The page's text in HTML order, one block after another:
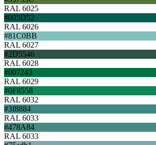
RAL 6025
#005D52
RAL 6026
#81C0BB
RAL 6027
#2D5546
RAL 6028
#007243
RAL 6029
#0F8558
RAL 6032
#3f8884
RAL 6033
#478A84
RAL 6033